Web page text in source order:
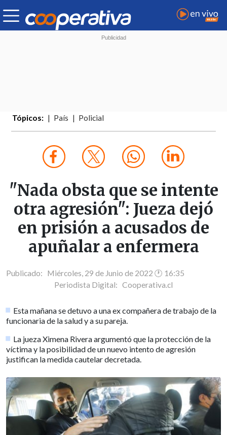
Tópicos: País Policial
"Nada obsta que se intente
otra agresión": Jueza dejó
en prisión a acusados de
apuñalar a enfermera
Publicado: Miércoles, 29 de Junio de 2022 🕐 16:35
Periodista Digital: Cooperativa.cl
Esta mañana se detuvo a una ex compañera de trabajo de la
funcionaria de la salud y a su pareja.
La jueza Ximena Rivera argumentó que la protección de la
víctima y la posibilidad de un nuevo intento de agresión
justifican la medida cautelar decretada.